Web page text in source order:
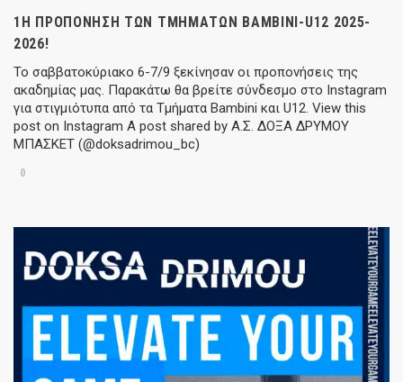
1Η ΠΡΟΠΌΝΗΣΗ ΤΩΝ ΤΜΗΜΆΤΩΝ BAMBINI-U12 2025-
2026!
Το σαββατοκύριακο 6-7/9 ξεκίνησαν οι προπονήσεις της
ακαδημίας μας. Παρακάτω θα βρείτε σύνδεσμο στο Instagram
για στιγμιότυπα από τα Τμήματα Bambini και U12. View this
post on Instagram A post shared by Α.Σ. ΔΟΞΑ ΔΡΥΜΟΥ
ΜΠΑΣΚΕΤ (@doksadrimou_bc)
0